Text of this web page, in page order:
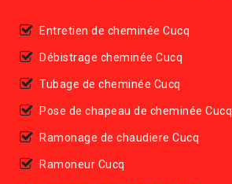
Entretien de cheminée Cucq
Débistrage cheminée Cucq
Tubage de cheminée Cucq
Pose de chapeau de cheminée Cucq
Ramonage de chaudiere Cucq
Ramoneur Cucq